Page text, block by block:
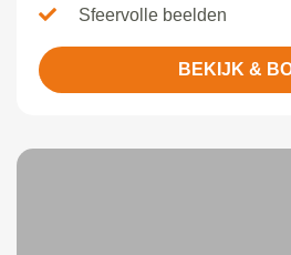
Sfeervolle beelden
BEKIJK &